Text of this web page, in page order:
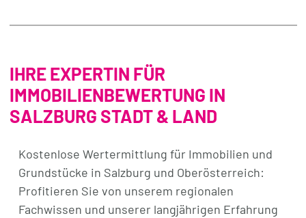
IHRE EXPERTIN FÜR
IMMOBILIENBEWERTUNG IN
SALZBURG STADT & LAND
Kostenlose Wertermittlung für Immobilien und
Grundstücke in Salzburg und Oberösterreich:
Profitieren Sie von unserem regionalen
Fachwissen und unserer langjährigen Erfahrung